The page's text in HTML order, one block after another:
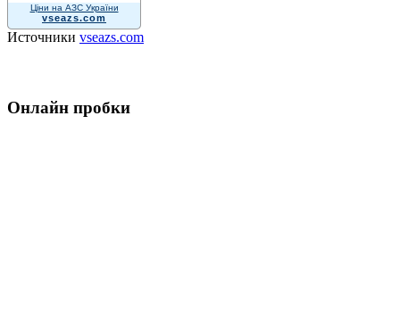
Ціни на АЗС України
vseazs.com
Источники vseazs.com
Онлайн пробки